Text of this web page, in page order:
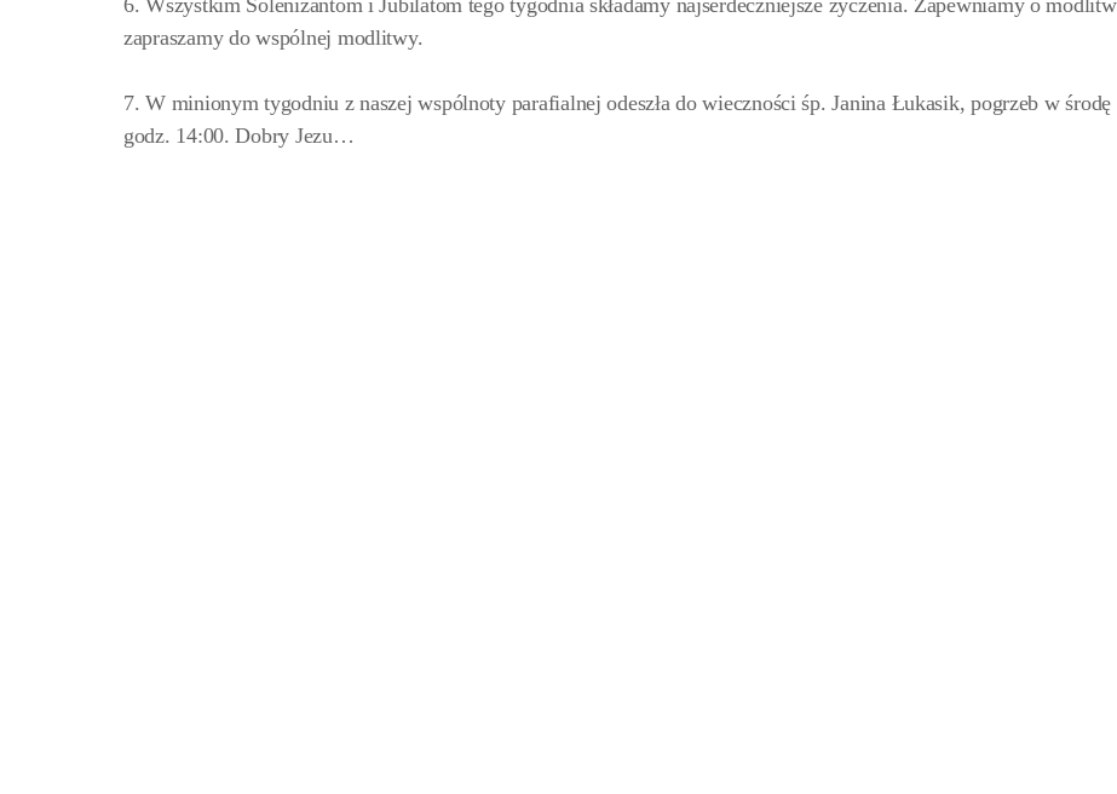
6. Wszystkim Solenizantom i Jubilatom tego tygodnia składamy najserdeczniejsze życzenia. Zapewniamy o
zapraszamy do wspólnej modlitwy.
7. W minionym tygodniu z naszej wspólnoty parafialnej odeszła do wieczności śp. Janina Łukasik, pogrzeb w środę
godz. 14:00. Dobry Jezu…